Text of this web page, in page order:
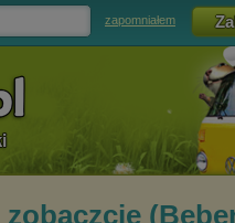
zapomniałem